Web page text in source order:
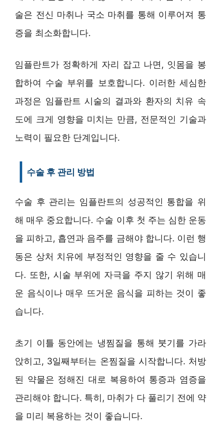
술은 전신 마취나 국소 마취를 통해 이루어져 통
증을 최소화합니다.
임플란트가 정확하게 자리 잡고 나면, 잇몸을 봉
합하여 수술 부위를 보호합니다. 이러한 세심한
과정은 임플란트 시술의 결과와 환자의 치유 속
도에 크게 영향을 미치는 만큼, 전문적인 기술과
노력이 필요한 단계입니다.
수술 후 관리 방법
수술 후 관리는 임플란트의 성공적인 통합을 위
해 매우 중요합니다. 수술 이후 첫 주는 심한 운동
을 피하고, 흡연과 음주를 금해야 합니다. 이런 행
동은 상처 치유에 부정적인 영향을 줄 수 있습니
다. 또한, 시술 부위에 자극을 주지 않기 위해 매
운 음식이나 매우 뜨거운 음식을 피하는 것이 좋
습니다.
초기 이틀 동안에는 냉찜질을 통해 붓기를 가라
앉히고, 3일째부터는 온찜질을 시작합니다. 처방
된 약물은 정해진 대로 복용하여 통증과 염증을
관리해야 합니다. 특히, 마취가 다 풀리기 전에 약
을 미리 복용하는 것이 좋습니다.